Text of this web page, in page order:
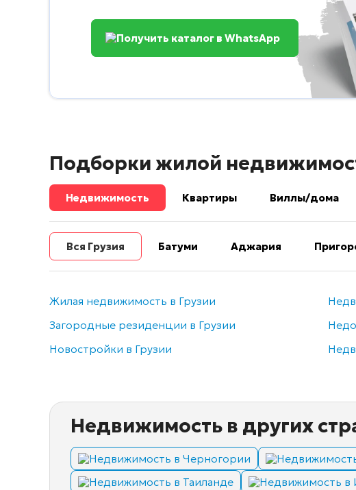
Получить каталог в WhatsApp
Подборки жилой
Недвижимость Квартиры Виллы/дома
Вся Грузия Батуми Аджария
Жилая недвижимость в Грузии
Загородные резиденции в Грузии
Новостройки в Грузии
Недвижимость в других
Недвижимость в Черногории
Недвижимость в Таиланде
Недвижимость в